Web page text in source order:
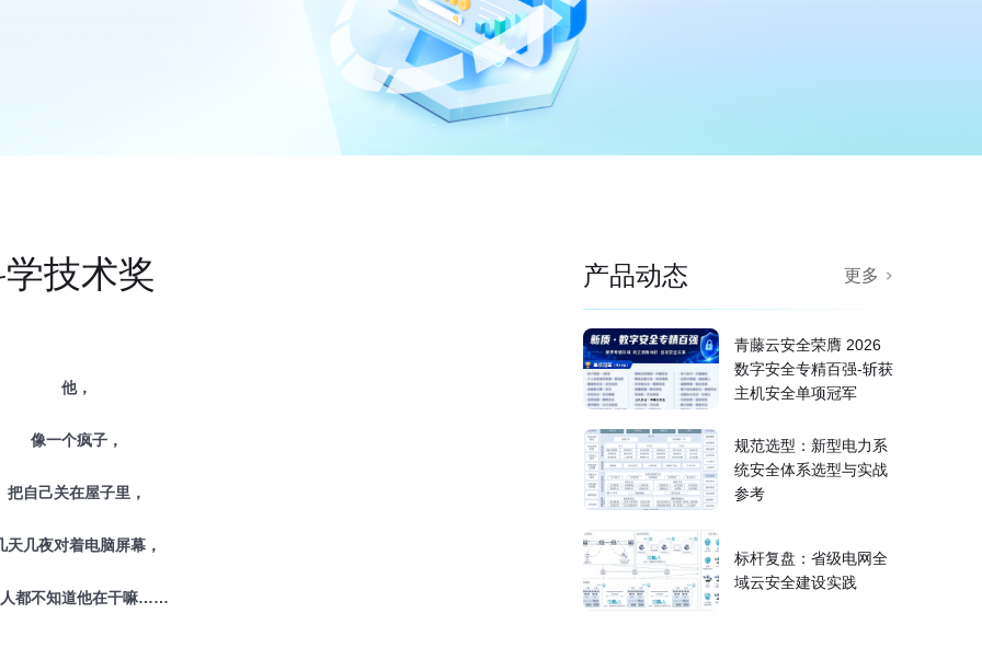
技术奖
他，
像一个疯子，
把自己关在屋子里，
天几夜对着电脑屏幕，
都不知道他在干嘛……
产品动态 更多
青藤云安全荣膺 2026
数字安全专精百强-斩获
主机安全单项冠军
规范选型：新型电力系
统安全体系选型与实战
参考
标杆复盘：省级电网全
域云安全建设实践